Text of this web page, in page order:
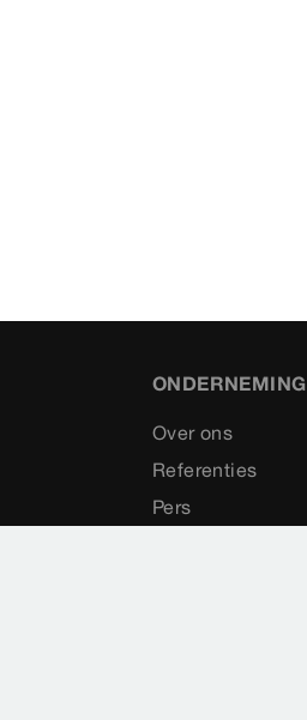
ONDERNEMING
Over ons
Referenties
Pers